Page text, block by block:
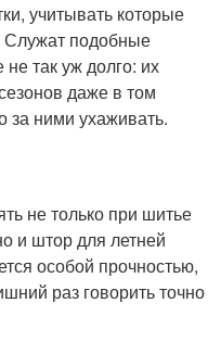
учитывать которые
Служат подобные
так уж долго: их
даже в том
за ними ухаживать.
не только при шитье
и штор для летней
особой прочностью,
раз говорить точно